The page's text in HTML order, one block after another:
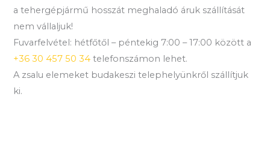
a tehergépjármű hosszát meghaladó áruk szállítását
nem vállaljuk!
Fuvarfelvétel: hétfőtől – péntekig 7:00 – 17:00 között a
+36 30 457 50 34 telefonszámon lehet.
A zsalu elemeket budakeszi telephelyünkről szállítjuk
ki.